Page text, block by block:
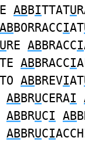
ABBITTATU
ABBORRACCIAT
URE ABBRACCI
ABBRACCI
ABBREVIAT
ABBRUCERAI
ABBRUCI AB
ABBRUCI